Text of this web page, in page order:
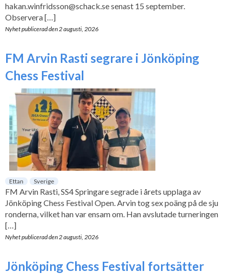
hakan.winfridsson@schack.se senast 15 september.
Observera […]
Nyhet publicerad den2 augusti, 2026
FM Arvin Rasti segrare i Jönköping
Chess Festival
Ettan Sverige
FM Arvin Rasti, SS4 Springare segrade i årets upplaga av
Jönköping Chess Festival Open. Arvin tog sex poäng på de sju
ronderna, vilket han var ensam om. Han avslutade turneringen
[…]
Nyhet publicerad den2 augusti, 2026
Jönköping Chess Festival fortsätter